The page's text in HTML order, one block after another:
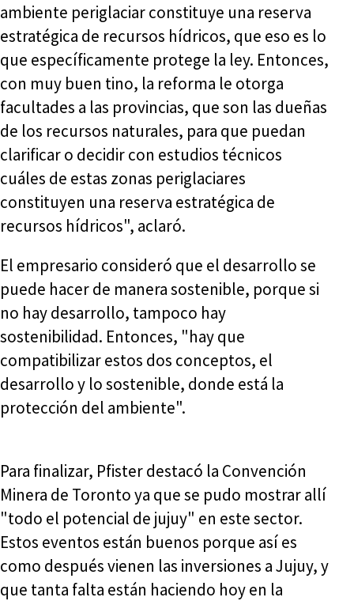
ambiente periglaciar constituye una reserva
estratégica de recursos hídricos, que eso es lo
que específicamente protege la ley. Entonces,
con muy buen tino, la reforma le otorga
facultades a las provincias, que son las dueñas
de los recursos naturales, para que puedan
clarificar o decidir con estudios técnicos
cuáles de estas zonas periglaciares
constituyen una reserva estratégica de
recursos hídricos", aclaró.
El empresario consideró que el desarrollo se
puede hacer de manera sostenible, porque si
no hay desarrollo, tampoco hay
sostenibilidad. Entonces, "hay que
compatibilizar estos dos conceptos, el
desarrollo y lo sostenible, donde está la
protección del ambiente".
Para finalizar, Pfister destacó la Convención
Minera de Toronto ya que se pudo mostrar allí
"todo el potencial de jujuy" en este sector.
Estos eventos están buenos porque así es
como después vienen las inversiones a Jujuy, y
que tanta falta están haciendo hoy en la